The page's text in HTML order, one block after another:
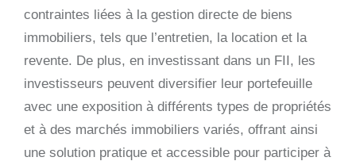
contraintes liées à la gestion directe de biens
immobiliers, tels que l’entretien, la location et la
revente. De plus, en investissant dans un FII, les
investisseurs peuvent diversifier leur portefeuille
avec une exposition à différents types de propriétés
et à des marchés immobiliers variés, offrant ainsi
une solution pratique et accessible pour participer à